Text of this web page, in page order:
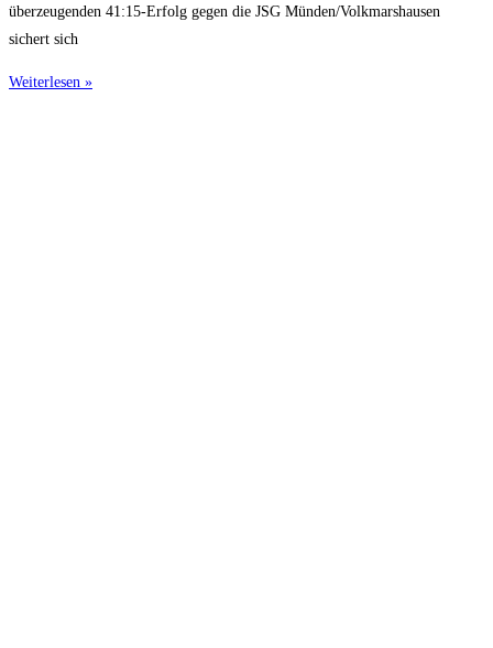
überzeugenden 41:15-Erfolg gegen die JSG Münden/Volkmarshausen
sichert sich
Weiterlesen »